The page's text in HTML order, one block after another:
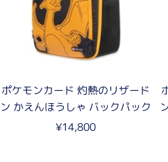
ポケモンカード 灼熱のリザード
ン かえんほうしゃ バックパック
セ
¥14,800